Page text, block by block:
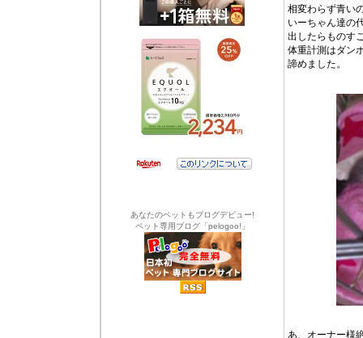
あなたのペットもブログデビュー!
ペット専用ブログ「pelogoo!」
相変わらず青い
いーちゃん達の
出したらものす
体重計測はダン
諦めました。
あ、オーナー様